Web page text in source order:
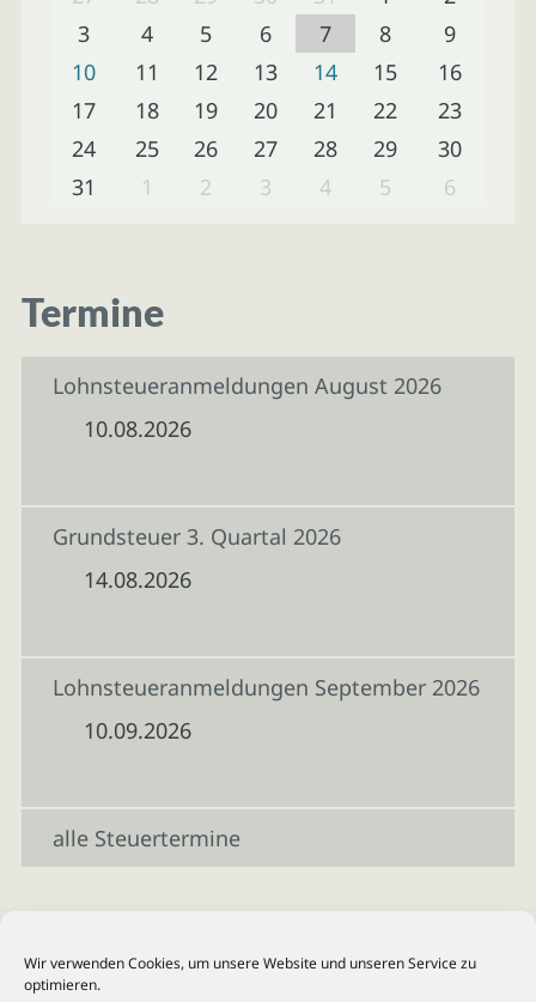
Wir verwenden Cookies, um unsere Website und unseren Service zu
optimieren.
3
4 5 6 7 8
9
10
11 12 13 14 15
16
17
18 19 20 21 22
23
24
25 26 27 28 29
30
31
1 2 3 4 5 6
Termine
Lohnsteueranmeldungen August 2026
10.08.2026
Grundsteuer 3. Quartal 2026
14.08.2026
Lohnsteueranmeldungen September 2026
10.09.2026
alle Steuertermine